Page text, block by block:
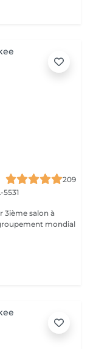
209
5531
3ième salon à